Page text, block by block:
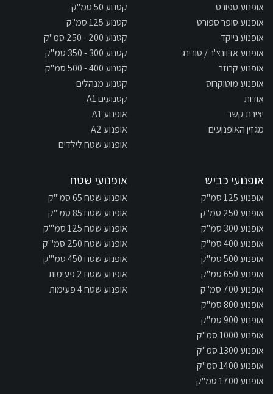
אופנוע ספורט
אופנוע סופר ספורט
אופנוע נייקד
אופנוע אדוונצ'ר / טורינג
אופנוע קרוזר
אופנוע מוטוקרוס
אודות
יצירת קשר
מגזין האופנועים
קטנוע 50 סמ"ק
קטנוע 125 סמ"ק
קטנוע 200 - 250 סמ"ק
קטנוע 300 - 350 סמ"ק
קטנוע 400 - 500 סמ"ק
קטנוע מנהלים
קטנועים A1
אופנוע A1
אופנוע A2
אופנוע שטח לילדים
אופנועי כביש
אופנוע 125 סמ"ק
אופנוע 250 סמ"ק
אופנוע 300 סמ"ק
אופנוע 400 סמ"ק
אופנוע 500 סמ"ק
אופנוע 650 סמ"ק
אופנוע 700 סמ"ק
אופנוע 800 סמ"ק
אופנוע 900 סמ"ק
אופנוע 1000 סמ"ק
אופנוע 1300 סמ"ק
אופנוע 1400 סמ"ק
אופנוע 1700 סמ"ק
אופנועי שטח
אופנוע שטח 65 סמ"'ק
אופנוע שטח 85 סמ"'ק
אופנוע שטח 125 סמ"'ק
אופנוע שטח 250 סמ"'ק
אופנוע שטח 450 סמ"'ק
אופנוע שטח 2 פעימות
אופנוע שטח 4 פעימות